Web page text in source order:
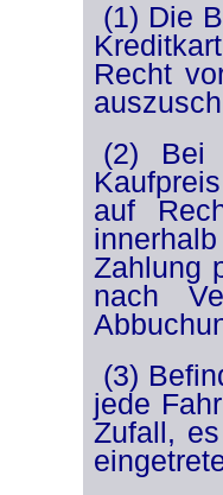
(1) Die
Recht
(2) Bei
auf
Zahlung
nach
(3)
jede
Zufall,